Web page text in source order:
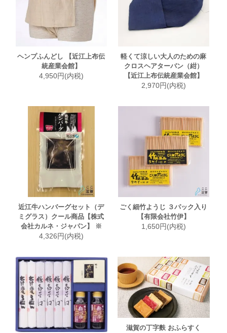
ヘンプふんどし 【近江上布伝
統産業会館】
4,950円(内税)
軽くて涼しい大人のための麻
クロスヘアターバン（紺）
【近江上布伝統産業会館】
2,970円(内税)
近江牛ハンバーグセット（デ
ミグラス）クール商品【株式
会社カルネ・ジャパン】 ※
4,326円(内税)
ごく細竹ようじ ３パック入り
【有限会社竹伊】
1,650円(内税)
滋賀の丁字麩 おふらすく